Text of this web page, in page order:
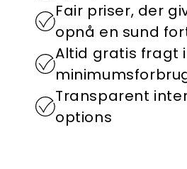
Fair priser, der
opnå en sund
Altid gratis fragt i
Transparent
options